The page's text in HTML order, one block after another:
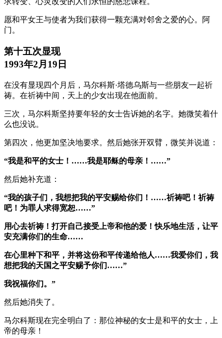
愿和平女王与使者为我们获得一颗充满对邻舍之爱的心。阿
门。
第十五次显现
1993年2月19日
在没有显现四个月后，马尔科斯·塔德乌斯与一些朋友一起祈
祷。在祈祷中间，天上的少女出现在他面前。
三次，马尔科斯坚持要年轻的女士告诉她的名字。她微笑着什
么也没说。
第四次，他更加坚决地要求。然后她张开双臂，微笑并说道：
“我是和平的女士！……我是耶稣的母亲！……”
然后她补充道：
“我的孩子们，我想把我的平安赐给你们！……祈祷吧！祈祷
吧！为罪人求得宽恕……”
用心去祈祷！打开自己接受上帝和他的爱！快乐地生活，让平
安充满你们的生命……
在心里种下和平，并将这份和平传递给他人……我爱你们，我
想把我的天国之平安赐予你们……”
我祝福你们。”
然后她消失了。
马尔科斯现在完全明白了：那位神秘的女士是和平的女士，上
帝的母亲！